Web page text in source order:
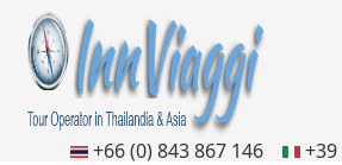
+66 (0) 843 867 146 +39